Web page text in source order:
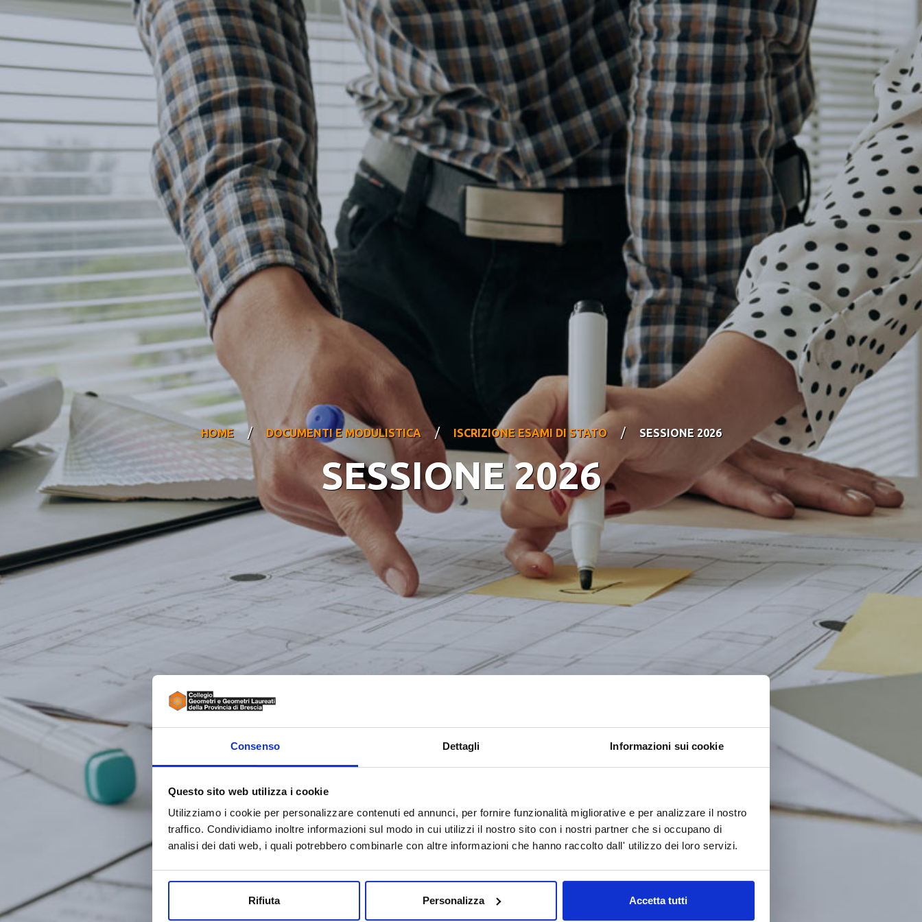
Consenso Dettagli Informazioni sui cookie
Questo sito web utilizza i cookie
Utilizziamo i cookie per personalizzare contenuti ed annunci, per fornire funzionalità migliorative e per analizzare il nostro
traffico. Condividiamo inoltre informazioni sul modo in cui utilizzi il nostro sito con i nostri partner che si occupano di
analisi dei dati web, i quali potrebbero combinarle con altre informazioni che hanno raccolto dall' utilizzo dei loro servizi.
Rifiuta Personalizza Accetta tutti
HOME / DOCUMENTI E MODULISTICA / ISCRIZIONE ESAMI DI STATO / SESSIONE 2026
SESSIONE 2026